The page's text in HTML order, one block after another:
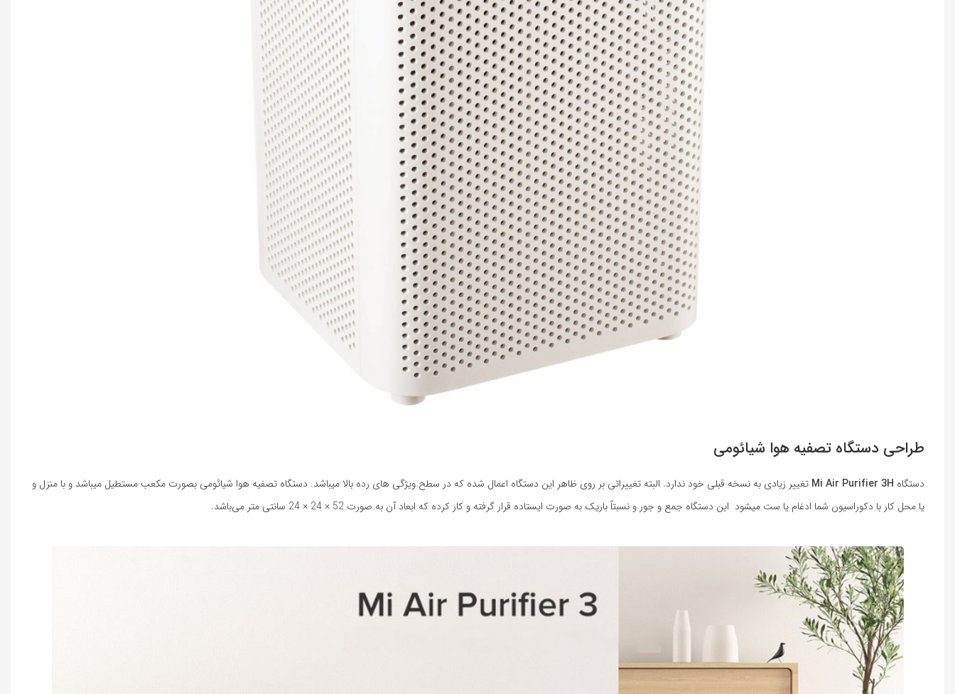
طراحی دستگاه تصفیه هوا شیائومی
دستگاه Mi Air Purifier 3H تغییر زیادی به نسخه قبلی خود ندارد. البته تغییراتی بر روی ظاهر این دستگاه اعمال شده که در سطح ویژگی های رده بالا میباشد. دستگاه تصفیه هوا شیائومی بصورت مکعب مستطیل میباشد و با منزل و
یا محل کار با دکوراسیون شما ادغام یا ست میشود این دستگاه جمع و جور و نسبتاً باریک به صورت ایستاده قرار گرفته و کار کرده که ابعاد آن به صورت 52 × 24 × 24 سانتی متر می‌باشد.